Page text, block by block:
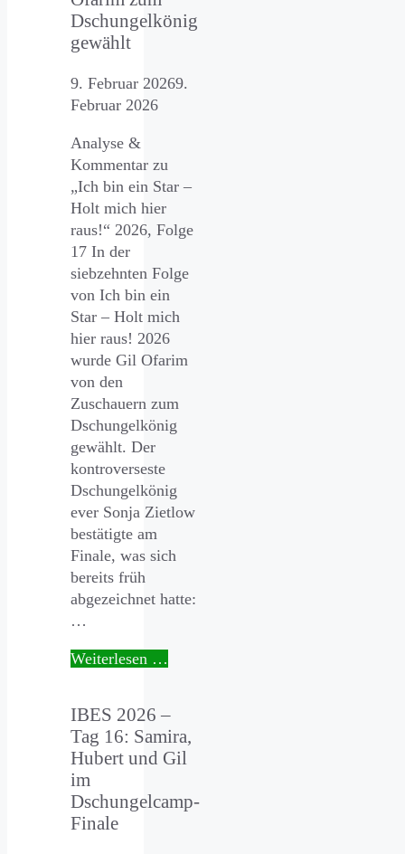
Dschungelkönig
gewählt
9. Februar 20269.
Februar 2026
Analyse &
Kommentar zu
„Ich bin ein Star –
Holt mich hier
raus!“ 2026, Folge
17 In der
siebzehnten Folge
von Ich bin ein
Star – Holt mich
hier raus! 2026
wurde Gil Ofarim
von den
Zuschauern zum
Dschungelkönig
gewählt. Der
kontroverseste
Dschungelkönig
ever Sonja Zietlow
bestätigte am
Finale, was sich
bereits früh
abgezeichnet hatte:
…
Weiterlesen …
IBES 2026 –
Tag 16: Samira,
Hubert und Gil
im
Dschungelcamp-
Finale